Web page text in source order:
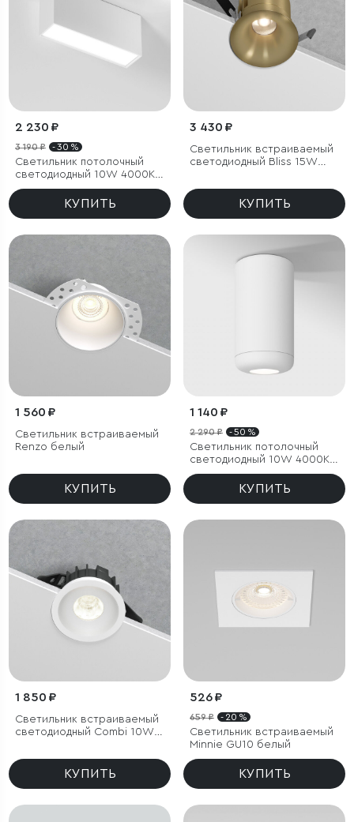
2 230 ₽
3 190 ₽ - 30 %
Светильник потолочный
светодиодный 10W 4000K
белый Block
КУПИТЬ
3 430 ₽
Светильник встраиваемый
светодиодный Bliss 15W
КУПИТЬ
1 560 ₽
Светильник встраиваемый
Renzo белый
КУПИТЬ
1 140 ₽
2 290 ₽ - 50 %
Светильник потолочный
светодиодный 10W 4000K
белый
КУПИТЬ
1 850 ₽
Светильник встраиваемый
светодиодный Combi 10W
КУПИТЬ
526 ₽
659 ₽ - 20 %
Светильник встраиваемый
Minnie GU10 белый
КУПИТЬ